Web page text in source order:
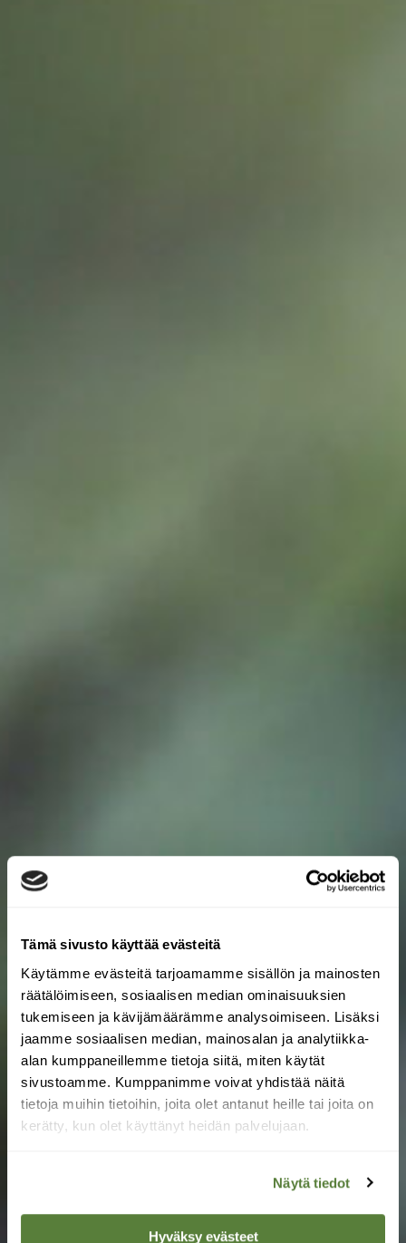
Tämä sivusto käyttää evästeitä
Käytämme evästeitä tarjoamamme sisällön ja mainosten
räätälöimiseen, sosiaalisen median ominaisuuksien
tukemiseen ja kävijämäärämme analysoimiseen. Lisäksi
jaamme sosiaalisen median, mainosalan ja analytiikka-
alan kumppaneillemme tietoja siitä, miten käytät
sivustoamme. Kumppanimme voivat yhdistää näitä
tietoja muihin tietoihin, joita olet antanut heille tai joita on
kerätty, kun olet käyttänyt heidän palvelujaan.
Näytä tiedot
Hyväksy evästeet